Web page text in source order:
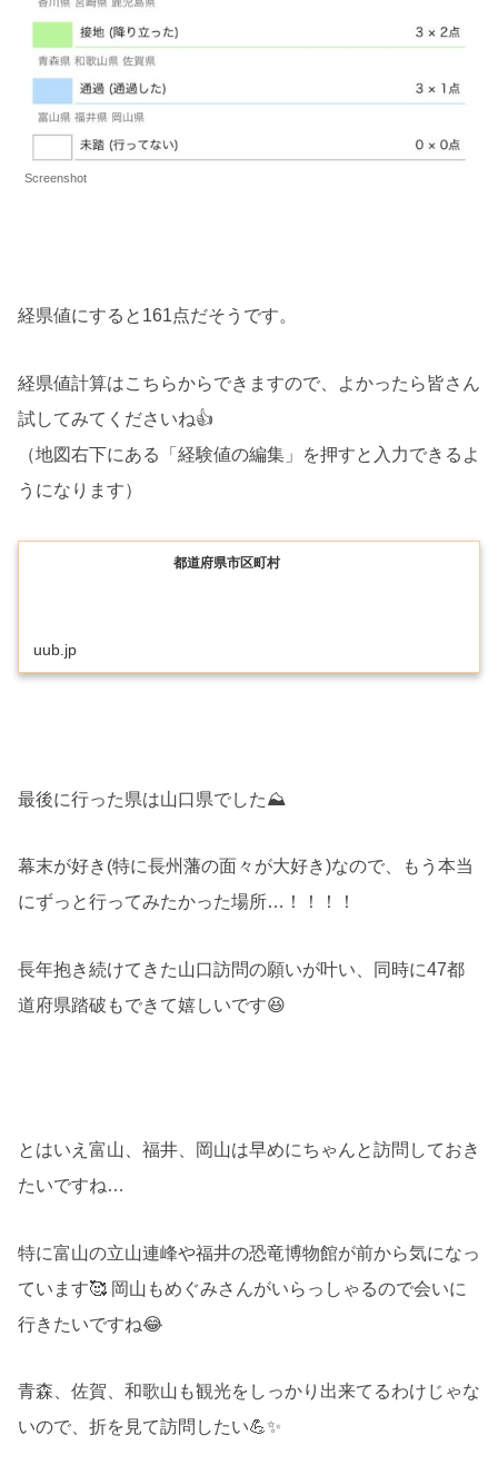
Screenshot
経県値にすると161点だそうです。
経県値計算はこちらからできますので、よかったら皆さん
試してみてくださいね👍
（地図右下にある「経験値の編集」を押すと入力できるよ
うになります）
都道府県市区町村
uub.jp
最後に行った県は山口県でした⛰
幕末が好き(特に長州藩の面々が大好き)なので、もう本当
にずっと行ってみたかった場所…！！！！
長年抱き続けてきた山口訪問の願いが叶い、同時に47都
道府県踏破もできて嬉しいです😆
とはいえ富山、福井、岡山は早めにちゃんと訪問しておき
たいですね…
特に富山の立山連峰や福井の恐竜博物館が前から気になっ
ています🥰 岡山もめぐみさんがいらっしゃるので会いに
行きたいですね😂
青森、佐賀、和歌山も観光をしっかり出来てるわけじゃな
いので、折を見て訪問したい💪✨